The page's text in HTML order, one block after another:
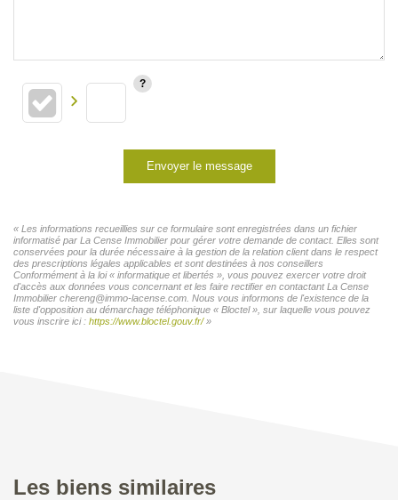
Envoyer le message
« Les informations recueillies sur ce formulaire sont enregistrées dans un fichier
informatisé par La Cense Immobilier pour gérer votre demande de contact. Elles sont
conservées pour la durée nécessaire à la gestion de la relation client dans le respect
des prescriptions légales applicables et sont destinées à nos conseillers
Conformément à la loi « informatique et libertés », vous pouvez exercer votre droit
d'accès aux données vous concernant et les faire rectifier en contactant La Cense
Immobilier chereng@immo-lacense.com. Nous vous informons de l'existence de la
liste d'opposition au démarchage téléphonique « Bloctel », sur laquelle vous pouvez
vous inscrire ici : https://www.bloctel.gouv.fr/»
Les biens similaires